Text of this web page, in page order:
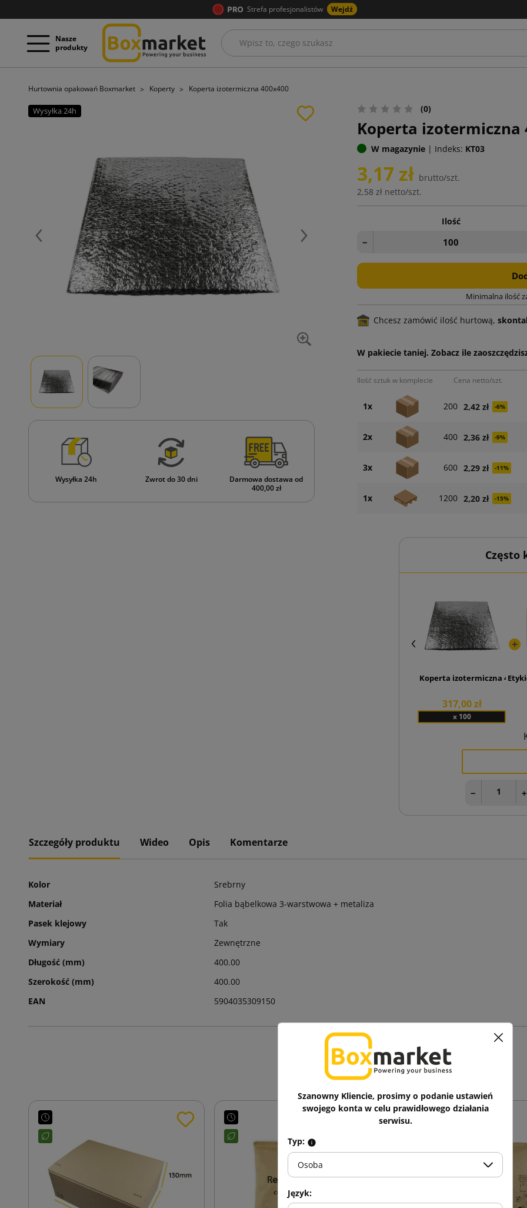
Strefa profesjonalistów Wejdź
Nasze
produkty
Hurtownia opakowań Boxmarket Koperty Koperta izotermiczna 400x400
Wysyłka 24h
Poprzedni Następny
Wysyłka 24h Zwrot do 30 dni
Darmowa dostawa od
400,00 zł
(0)
Koperta izotermiczna
W magazynie| Indeks: KT03
3,17 zł brutto/szt.
2,58 zł netto/szt.
Ilość
−
Minimalna ilość
Chcesz zamówić ilość hurtową,
W pakiecie taniej. Zobacz ile
Ilość sztuk w komplecie Cena netto/szt.
1x 200 2,42 zł -6%
2x 400 2,36 zł -9%
3x 600 2,29 zł -11%
1x 1200 2,20 zł -15%
Często
Koperta izotermiczna
317,00 zł
x 100
− +
Szczegóły produktu Wideo Opis Komentarze
Kolor
Srebrny
Materiał
Folia bąbelkowa 3-warstwowa + metaliza
Pasek klejowy
Tak
Wymiary
Zewnętrzne
Długość (mm)
400.00
Szerokość (mm)
400.00
EAN
5904035309150
Zobacz także
Szanowny Kliencie, prosimy o podanie ustawień
swojego konta w celu prawidłowego działania
serwisu.
Typ:
Osoba
Język: